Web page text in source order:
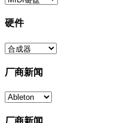
硬件
厂商新闻